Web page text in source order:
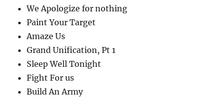
We Apologize for nothing
Paint Your Target
Amaze Us
Grand Unification, Pt 1
Sleep Well Tonight
Fight For us
Build An Army